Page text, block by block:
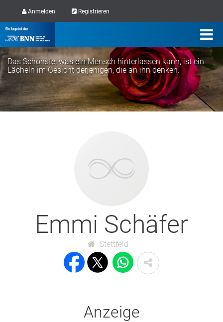
Anmelden Registrieren
Das Schönste, was ein Mensch hinterlassen kann, ist ein
Lächeln im Gesicht derjenigen, die an ihn denken.
Emmi Schäfer
Stettfeld
Anzeige